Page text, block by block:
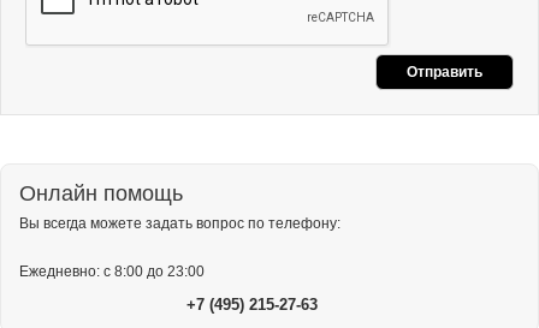
Онлайн помощь
Вы всегда можете задать вопрос по телефону:
Ежедневно: с 8:00 до 23:00
+7 (495) 215-27-63